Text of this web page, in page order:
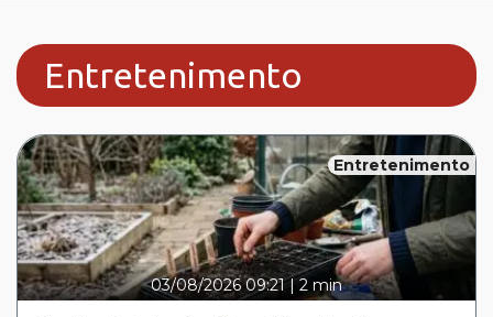
Entretenimento
Entretenimento
03/08/2026 09:21|2 min